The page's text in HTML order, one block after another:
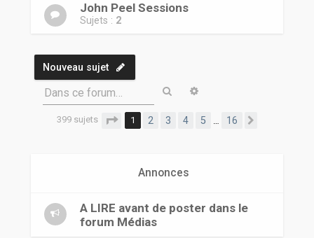
John Peel Sessions
Sujets : 2
Nouveau sujet
Dans ce forum… Rechercher
399 sujets Page 1sur
1 2 3 4 5 16
Annonces
A LIRE avant de poster dans le
forum Médias